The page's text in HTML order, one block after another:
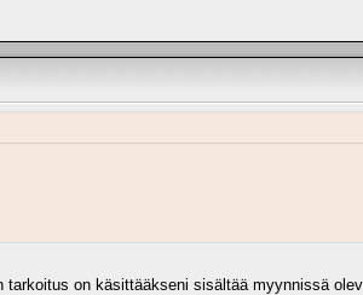
on käsittääkseni sisältää myynnissä